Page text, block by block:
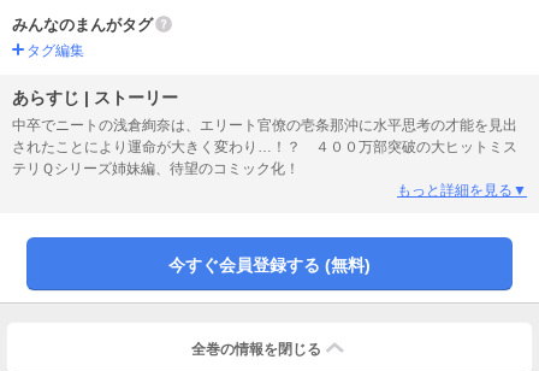
みんなのまんがタグ
タグ編集
あらすじ | ストーリー
中卒でニートの浅倉絢奈は、エリート官僚の壱条那沖に水平思考の才能を見出
されたことにより運命が大きく変わり…！？ ４００万部突破の大ヒットミス
テリＱシリーズ姉妹編、待望のコミック化！
もっと詳細を見る▼
今すぐ会員登録する (無料)
全巻の情報を 閉じる